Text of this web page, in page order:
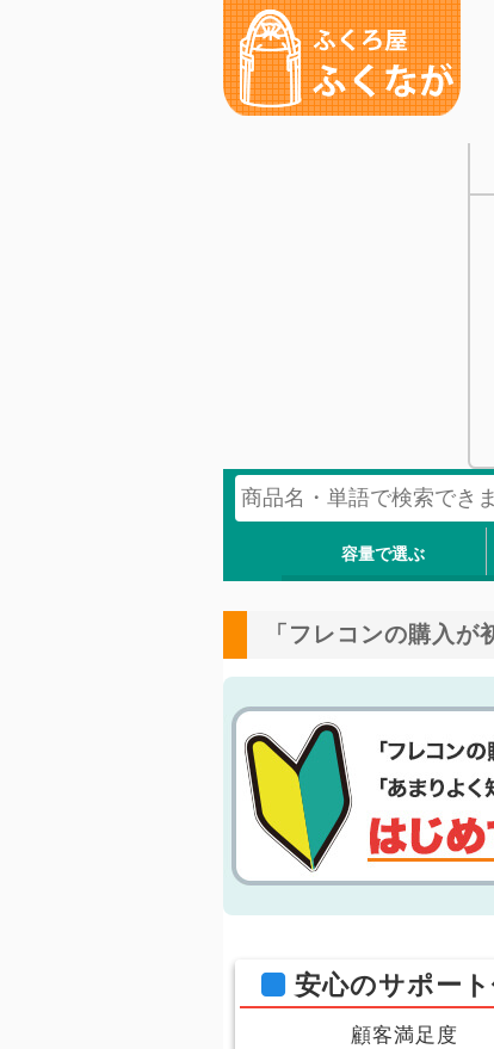
容量で選ぶ
「フレコンの購入
安心のサポート
顧客満足度